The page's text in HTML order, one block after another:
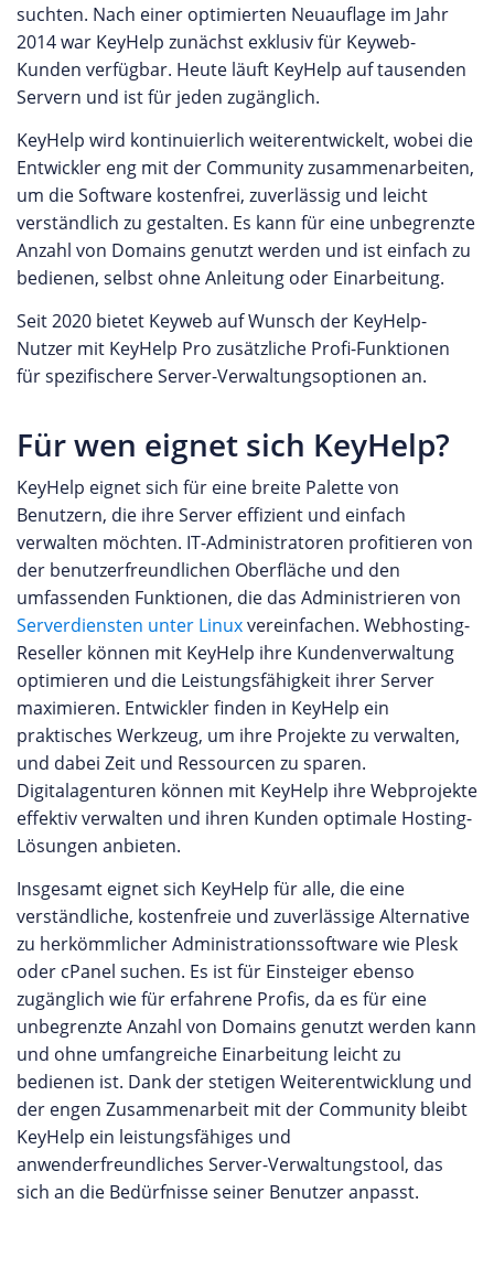
suchten. Nach einer optimierten Neuauflage im Jahr
2014 war KeyHelp zunächst exklusiv für Keyweb-
Kunden verfügbar. Heute läuft KeyHelp auf tausenden
Servern und ist für jeden zugänglich.
KeyHelp wird kontinuierlich weiterentwickelt, wobei die
Entwickler eng mit der Community zusammenarbeiten,
um die Software kostenfrei, zuverlässig und leicht
verständlich zu gestalten. Es kann für eine unbegrenzte
Anzahl von Domains genutzt werden und ist einfach zu
bedienen, selbst ohne Anleitung oder Einarbeitung.
Seit 2020 bietet Keyweb auf Wunsch der KeyHelp-
Nutzer mit KeyHelp Pro zusätzliche Profi-Funktionen
für spezifischere Server-Verwaltungsoptionen an.
Für wen eignet sich KeyHelp?
KeyHelp eignet sich für eine breite Palette von
Benutzern, die ihre Server effizient und einfach
verwalten möchten. IT-Administratoren profitieren von
der benutzerfreundlichen Oberfläche und den
umfassenden Funktionen, die das Administrieren von
Serverdiensten unter Linuxvereinfachen. Webhosting-
Reseller können mit KeyHelp ihre Kundenverwaltung
optimieren und die Leistungsfähigkeit ihrer Server
maximieren. Entwickler finden in KeyHelp ein
praktisches Werkzeug, um ihre Projekte zu verwalten,
und dabei Zeit und Ressourcen zu sparen.
Digitalagenturen können mit KeyHelp ihre Webprojekte
effektiv verwalten und ihren Kunden optimale Hosting-
Lösungen anbieten.
Insgesamt eignet sich KeyHelp für alle, die eine
verständliche, kostenfreie und zuverlässige Alternative
zu herkömmlicher Administrationssoftware wie Plesk
oder cPanel suchen. Es ist für Einsteiger ebenso
zugänglich wie für erfahrene Profis, da es für eine
unbegrenzte Anzahl von Domains genutzt werden kann
und ohne umfangreiche Einarbeitung leicht zu
bedienen ist. Dank der stetigen Weiterentwicklung und
der engen Zusammenarbeit mit der Community bleibt
KeyHelp ein leistungsfähiges und
anwenderfreundliches Server-Verwaltungstool, das
sich an die Bedürfnisse seiner Benutzer anpasst.